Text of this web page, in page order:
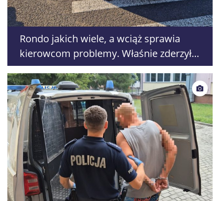
Rondo jakich wiele, a wciąż sprawia
kierowcom problemy. Właśnie zderzyły
się tam kolejne pojazdy